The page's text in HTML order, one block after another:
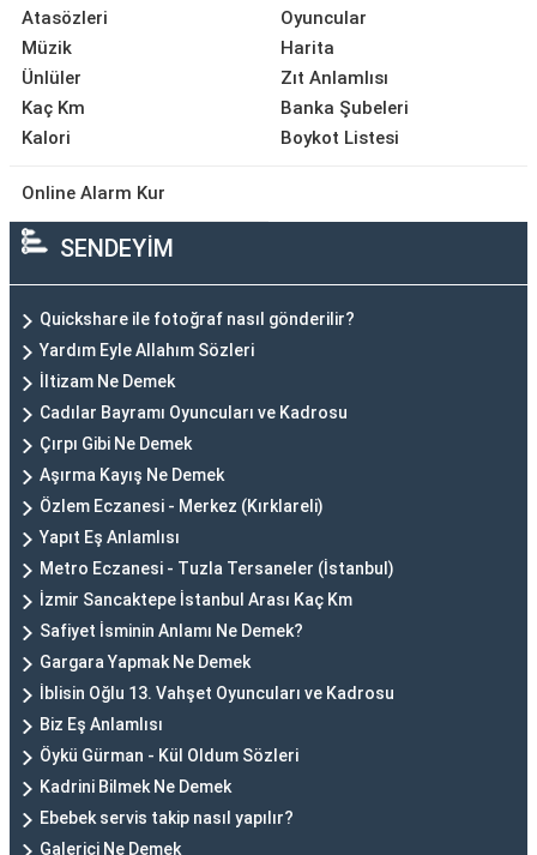
Atasözleri
Müzik
Ünlüler
Kaç Km
Kalori
Oyuncular
Harita
Zıt Anlamlısı
Banka Şubeleri
Boykot Listesi
Online Alarm Kur
SENDEYİM
Quickshare ile fotoğraf nasıl gönderilir?
Yardım Eyle Allahım Sözleri
İltizam Ne Demek
Cadılar Bayramı Oyuncuları ve Kadrosu
Çırpı Gibi Ne Demek
Aşırma Kayış Ne Demek
Özlem Eczanesi - Merkez (Kırklareli)
Yapıt Eş Anlamlısı
Metro Eczanesi - Tuzla Tersaneler (İstanbul)
İzmir Sancaktepe İstanbul Arası Kaç Km
Safiyet İsminin Anlamı Ne Demek?
Gargara Yapmak Ne Demek
İblisin Oğlu 13. Vahşet Oyuncuları ve Kadrosu
Biz Eş Anlamlısı
Öykü Gürman - Kül Oldum Sözleri
Kadrini Bilmek Ne Demek
Ebebek servis takip nasıl yapılır?
Galerici Ne Demek